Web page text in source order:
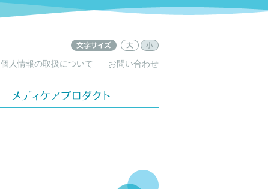
文字
大
イズ：
個人情報の取扱について お問い合わせ